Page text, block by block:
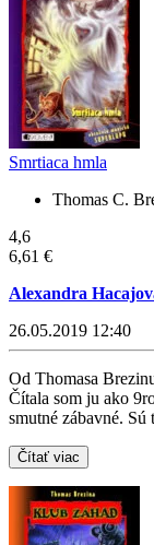
Smrtiaca hmla
Thomas C.
4,6
6,61 €
Alexandra
26.05.2019 12:40
Od Thomasa
Čítala som ju ako
smutné zábavné.
Čítať viac